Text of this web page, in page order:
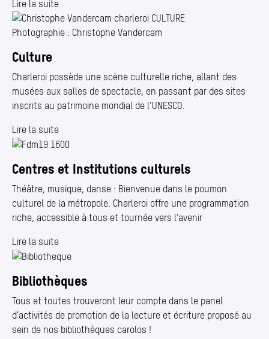
Lire la suite
Photographie : Christophe Vandercam
Culture
Charleroi possède une scène culturelle riche, allant des
musées aux salles de spectacle, en passant par des sites
inscrits au patrimoine mondial de l’UNESCO.
Lire la suite
Centres et Institutions culturels
Théâtre, musique, danse : Bienvenue dans le poumon
culturel de la métropole. Charleroi offre une programmation
riche, accessible à tous et tournée vers l’avenir
Lire la suite
Bibliothèques
Tous et toutes trouveront leur compte dans le panel
d’activités de promotion de la lecture et écriture proposé au
sein de nos bibliothèques carolos !